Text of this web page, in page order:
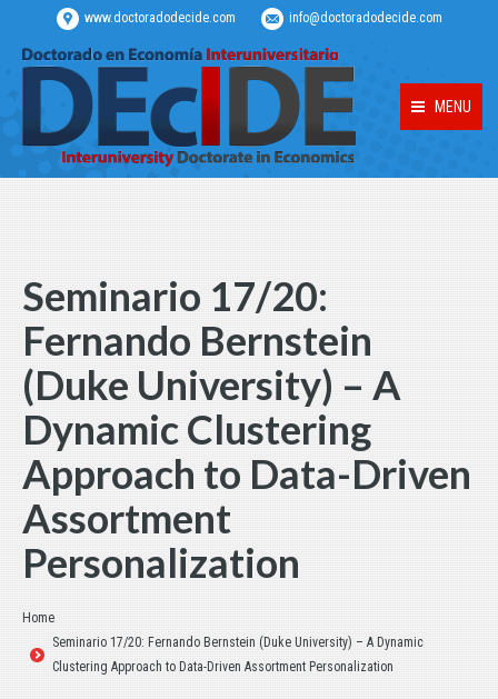
www.doctoradodecide.com info@doctoradodecide.com
MENU
Seminario 17/20:
Fernando Bernstein
(Duke University) – A
Dynamic Clustering
Approach to Data-Driven
Assortment
Personalization
Estás aquí:
Home
Seminario 17/20: Fernando Bernstein (Duke University) – A Dynamic
Clustering Approach to Data-Driven Assortment Personalization